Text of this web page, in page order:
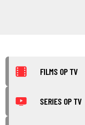
FILMS OP TV
SERIES OP TV